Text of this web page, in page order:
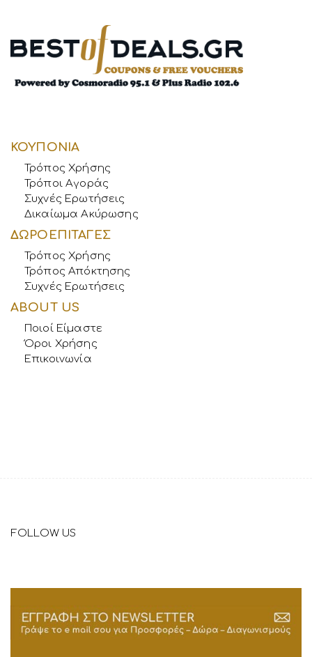
ΚΟΥΠΟΝΙΑ
Τρόπος Χρήσης
Τρόποι Αγοράς
Συχνές Ερωτήσεις
Δικαίωμα Ακύρωσης
ΔΩΡΟΕΠΙΤΑΓΕΣ
Τρόπος Χρήσης
Τρόπος Απόκτησης
Συχνές Ερωτήσεις
ABOUT US
Ποιοί Είμαστε
Όροι Χρήσης
Επικοινωνία
FOLLOW US